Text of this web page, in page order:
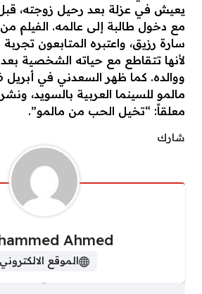
يعيش في عزلة بعد رحيل زوجته،
مع دخول طالبة إلى عالمه. الفيلم
سارة رزيق، واعتبره المتابعون
لأنها تتقاطع مع حياته الشخصية
مالمو للسينما العربية بالسويد،
معلقاً: “تخيل الحب من مالمو”.
شارك
Ahmed
الموقع الالكتروني